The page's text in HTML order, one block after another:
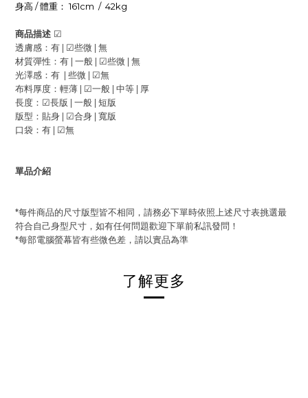
身高/體重： 161cm / 42kg
商品描述 ☑
透膚感：有 | ☑些微 | 無
材質彈性：有 | 一般 | ☑些微 | 無
光澤感：有 | 些微 | ☑無
布料厚度：輕薄 | ☑一般 | 中等 | 厚
長度： ☑長版 | 一般 | 短版
版型：貼身 | ☑合身 | 寬版
口袋：有 | ☑無
單品介紹
*每件商品的尺寸版型皆不相同，請務必下單時依照上述尺寸表挑選最
符合自己身型尺寸，如有任何問題歡迎下單前私訊發問！
*每部電腦螢幕皆有些微色差，請以實品為準
了解更多